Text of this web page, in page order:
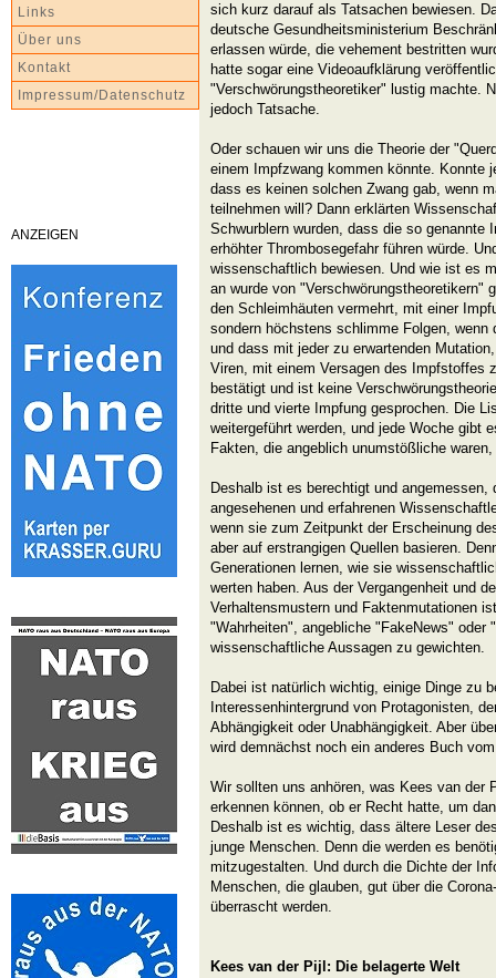
Links
Über uns
Kontakt
Impressum/Datenschutz
ANZEIGEN
sich kurz darauf als Tatsachen bewiesen.
deutsche Gesundheitsministerium
erlassen würde, die vehement bestritten
hatte sogar eine Videoaufklärung
"Verschwörungstheoretiker" lustig machte.
jedoch Tatsache.
Oder schauen wir uns die Theorie der
einem Impfzwang kommen könnte. Konnte
dass es keinen solchen Zwang gab, wenn
teilnehmen will? Dann erklärten
Schwurblern wurden, dass die so genannte
erhöhter Thrombosegefahr führen würde.
wissenschaftlich bewiesen. Und wie ist es
an wurde von "Verschwörungstheoretikern"
den Schleimhäuten vermehrt, mit einer
sondern höchstens schlimme Folgen,
und dass mit jeder zu erwartenden
Viren, mit einem Versagen des Impfstoffes
bestätigt und ist keine
dritte und vierte Impfung gesprochen. Die
weitergeführt werden, und jede Woche gibt
Fakten, die angeblich unumstößliche
Deshalb ist es berechtigt und angemessen,
angesehenen und erfahrenen
wenn sie zum Zeitpunkt der Erscheinung
aber auf erstrangigen Quellen basieren.
Generationen lernen, wie sie
werten haben. Aus der Vergangenheit und
Verhaltensmustern und Faktenmutationen
"Wahrheiten", angebliche "FakeNews" oder
wissenschaftliche Aussagen zu gewichten.
Dabei ist natürlich wichtig, einige Dinge zu
Interessenhintergrund von Protagonisten,
Abhängigkeit oder Unabhängigkeit. Aber
wird demnächst noch ein anderes Buch
Wir sollten uns anhören, was Kees van der
erkennen können, ob er Recht hatte, um
Deshalb ist es wichtig, dass ältere Leser
junge Menschen. Denn die werden es
mitzugestalten. Und durch die Dichte der
Menschen, die glauben, gut über die
überrascht werden.
Kees van der Pijl: Die belagerte Welt